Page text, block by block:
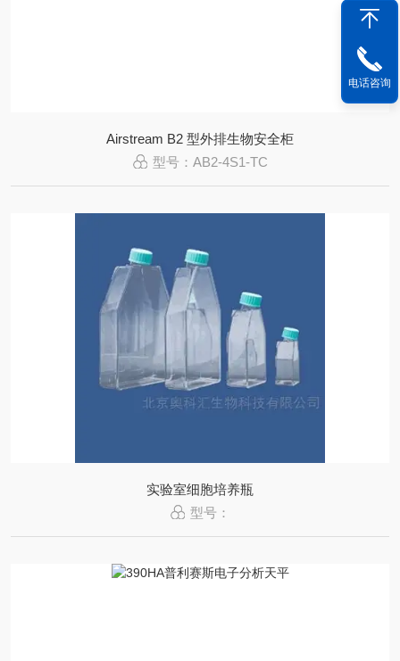
Airstream B2 型外排生物安全柜
型号：AB2-4S1-TC
实验室细胞培养瓶
型号：
电话咨询